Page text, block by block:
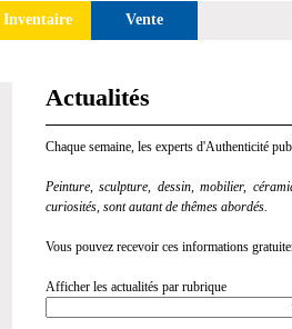
Inventaire Vente
Actualités
Chaque semaine, les experts d'Authenticité
Peinture, sculpture, dessin, mobilier,
curiosités, sont autant de thêmes abordés.
Vous pouvez recevoir ces informations
Afficher les actualités par rubrique